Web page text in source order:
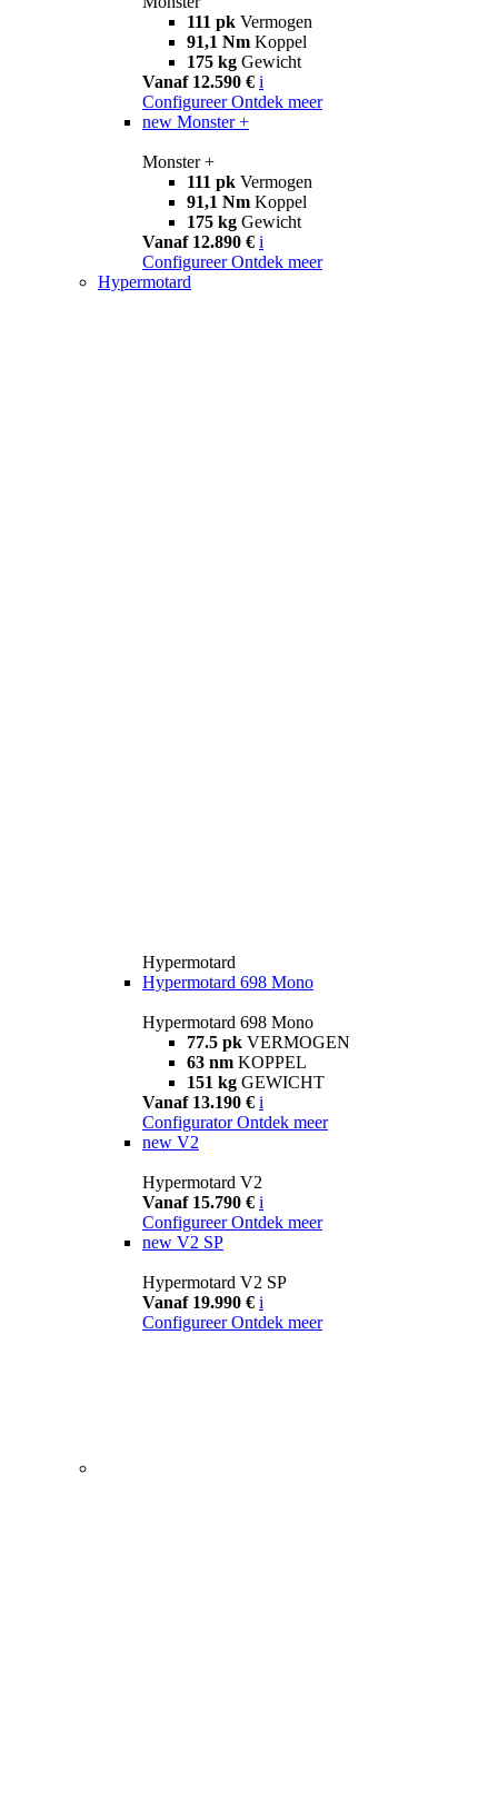
111 pk Vermogen
91,1 Nm Koppel
175 kg Gewicht
Vanaf 12.590 € i
Configureer Ontdek meer
new Monster +
Monster +
111 pk Vermogen
91,1 Nm Koppel
175 kg Gewicht
Vanaf 12.890 € i
Configureer Ontdek meer
Hypermotard
Hypermotard
Hypermotard 698 Mono
Hypermotard 698 Mono
77.5 pk VERMOGEN
63 nm KOPPEL
151 kg GEWICHT
Vanaf 13.190 € i
Configurator Ontdek meer
new V2
Hypermotard V2
Vanaf 15.790 € i
Configureer Ontdek meer
new V2 SP
Hypermotard V2 SP
Vanaf 19.990 € i
Configureer Ontdek meer